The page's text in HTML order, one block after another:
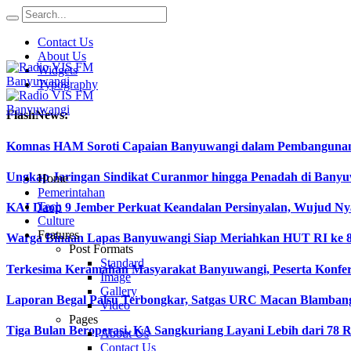
Contact Us
About Us
Widgets
Typography
FlashNews:
Komnas HAM Soroti Capaian Banyuwangi dalam
Ungkap Jaringan Sindikat Curanmor hingga Penadah di
KAI Daop 9 Jember Perkuat Keandalan Persinyalan, Wujud
Warga Binaan Lapas Banyuwangi Siap Meriahkan HUT RI ke
Terkesima Keramahan Masyarakat Banyuwangi, Peserta
Laporan Begal Palsu Terbongkar, Satgas URC Macan
Tiga Bulan Beroperasi, KA Sangkuriang Layani Lebih dari 78
Home
Pemerintahan
Tech
Culture
Features
Post Formats
Standard
Image
Gallery
Video
Pages
About Us
Contact Us